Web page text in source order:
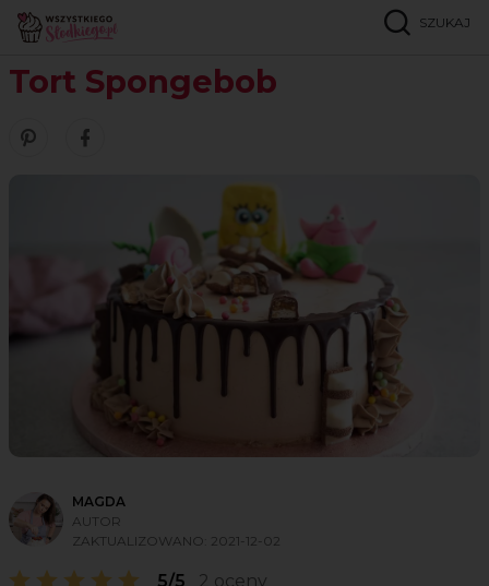
SZUKAJ
Strona główna
Tort Spongebob
Zobacz nasze piny w serwisie Pinterest
Udostępnij ten przepis w serwisie Facebook
MAGDA
AUTOR
ZAKTUALIZOWANO: 2021-12-02
5/5 2 oceny